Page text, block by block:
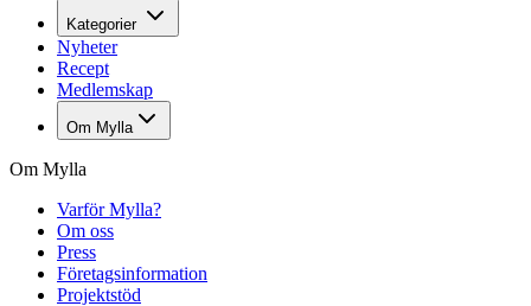
Kategorier
Nyheter
Recept
Medlemskap
Om Mylla
Om Mylla
Varför Mylla?
Om oss
Press
Företagsinformation
Projektstöd